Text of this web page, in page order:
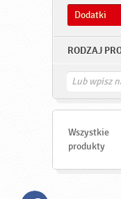
Dodatki
RODZAJ
Wszystkie
produkty